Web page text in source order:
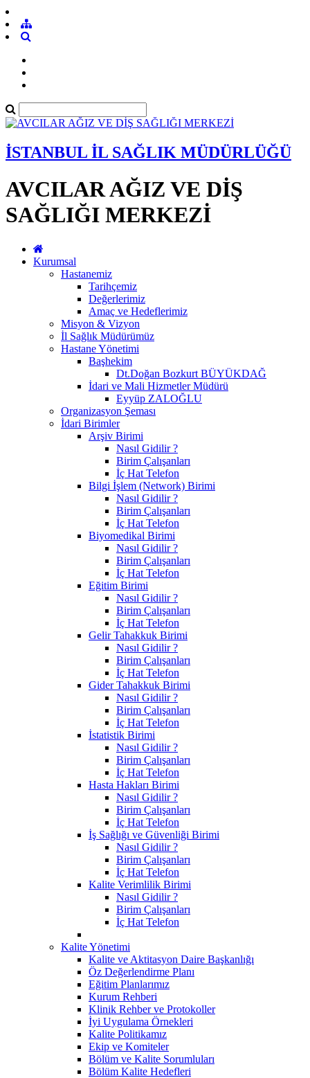
İSTANBUL İL SAĞLIK MÜDÜRLÜĞÜ
AVCILAR AĞIZ VE DİŞ
SAĞLIĞI MERKEZİ
Kurumsal
Hastanemiz
Tarihçemiz
Değerlerimiz
Amaç ve Hedeflerimiz
Misyon & Vizyon
İl Sağlık Müdürümüz
Hastane Yönetimi
Başhekim
Dt.Doğan Bozkurt BÜYÜKDAĞ
İdari ve Mali Hizmetler Müdürü
Eyyüp ZALOĞLU
Organizasyon Şeması
İdari Birimler
Arşiv Birimi
Nasıl Gidilir ?
Birim Çalışanları
İç Hat Telefon
Bilgi İşlem (Network) Birimi
Nasıl Gidilir ?
Birim Çalışanları
İç Hat Telefon
Biyomedikal Birimi
Nasıl Gidilir ?
Birim Çalışanları
İç Hat Telefon
Eğitim Birimi
Nasıl Gidilir ?
Birim Çalışanları
İç Hat Telefon
Gelir Tahakkuk Birimi
Nasıl Gidilir ?
Birim Çalışanları
İç Hat Telefon
Gider Tahakkuk Birimi
Nasıl Gidilir ?
Birim Çalışanları
İç Hat Telefon
İstatistik Birimi
Nasıl Gidilir ?
Birim Çalışanları
İç Hat Telefon
Hasta Hakları Birimi
Nasıl Gidilir ?
Birim Çalışanları
İç Hat Telefon
İş Sağlığı ve Güvenliği Birimi
Nasıl Gidilir ?
Birim Çalışanları
İç Hat Telefon
Kalite Verimlilik Birimi
Nasıl Gidilir ?
Birim Çalışanları
İç Hat Telefon
Kalite Yönetimi
Kalite ve Aktitasyon Daire Başkanlığı
Öz Değerlendirme Planı
Eğitim Planlarımız
Kurum Rehberi
Klinik Rehber ve Protokoller
İyi Uygulama Örnekleri
Kalite Politikamız
Ekip ve Komiteler
Bölüm ve Kalite Sorumluları
Bölüm Kalite Hedefleri